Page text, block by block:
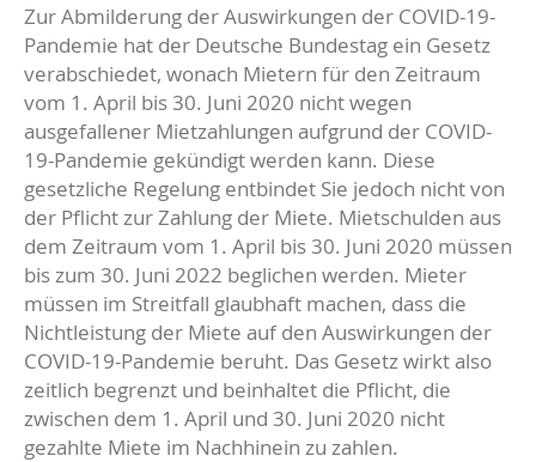
Zur Abmilderung der Auswirkungen der COVID-19-
Pandemie hat der Deutsche Bundestag ein Gesetz
verabschiedet, wonach Mietern für den Zeitraum
vom 1. April bis 30. Juni 2020 nicht wegen
ausgefallener Mietzahlungen aufgrund der COVID-
19-Pandemie gekündigt werden kann. Diese
gesetzliche Regelung entbindet Sie jedoch nicht von
der Pflicht zur Zahlung der Miete. Mietschulden aus
dem Zeitraum vom 1. April bis 30. Juni 2020 müssen
bis zum 30. Juni 2022 beglichen werden. Mieter
müssen im Streitfall glaubhaft machen, dass die
Nichtleistung der Miete auf den Auswirkungen der
COVID-19-Pandemie beruht. Das Gesetz wirkt also
zeitlich begrenzt und beinhaltet die Pflicht, die
zwischen dem 1. April und 30. Juni 2020 nicht
gezahlte Miete im Nachhinein zu zahlen.